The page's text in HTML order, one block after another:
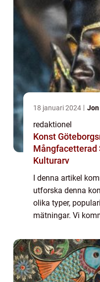
18 januari 2024 Jon
redaktionel
Konst
Mångfacetterad
Kulturarv
I denna artikel
utforska denna
olika typer,
mätningar. Vi
och beskriva